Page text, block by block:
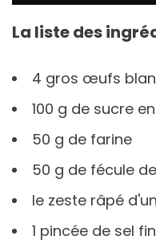
La liste des
4 gros œufs
100 g de sucre
50 g de farine
50 g de fécule
le zeste râpé
1 pincée de sel fin